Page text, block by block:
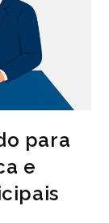
para
e